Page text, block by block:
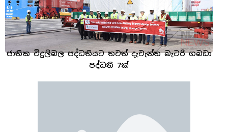
ජාතික විදුලිබල පද්ධතියට තවත් දැවැන්ත බැටරි ගබඩා
පද්ධති 7ක්